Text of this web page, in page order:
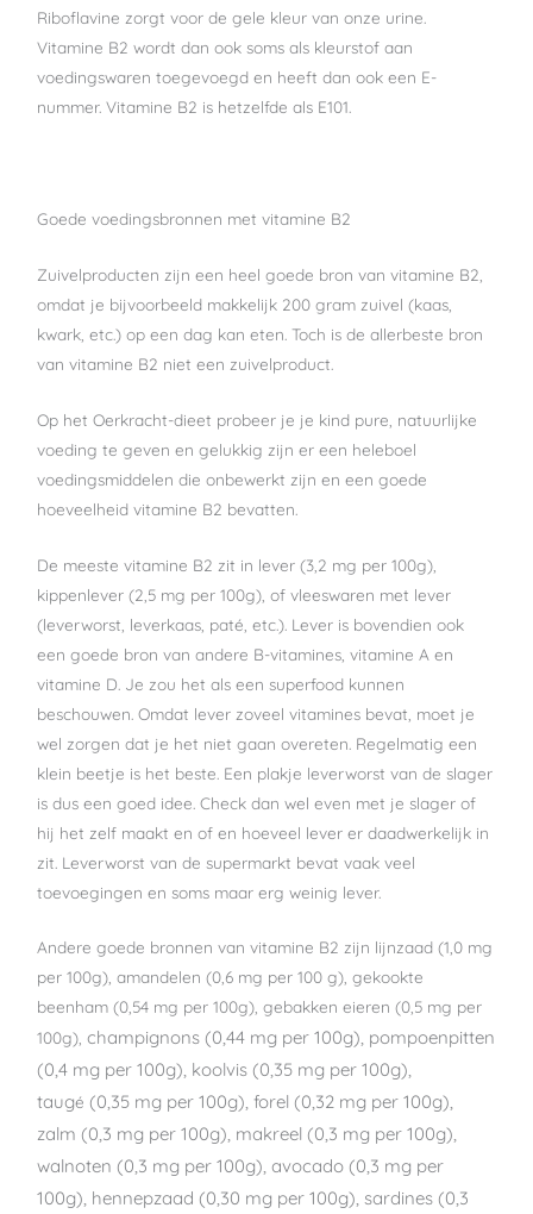
Riboflavine zorgt voor de gele kleur van onze urine.
Vitamine B2 wordt dan ook soms als kleurstof aan
voedingswaren toegevoegd en heeft dan ook een E-
nummer. Vitamine B2 is hetzelfde als E101.
Goede voedingsbronnen met vitamine B2
Zuivelproducten zijn een heel goede bron van vitamine B2,
omdat je bijvoorbeeld makkelijk 200 gram zuivel (kaas,
kwark, etc.) op een dag kan eten. Toch is de allerbeste bron
van vitamine B2 niet een zuivelproduct.
Op het Oerkracht-dieet probeer je je kind pure, natuurlijke
voeding te geven en gelukkig zijn er een heleboel
voedingsmiddelen die onbewerkt zijn en een goede
hoeveelheid vitamine B2 bevatten.
De meeste vitamine B2 zit in lever (3,2 mg per 100g),
kippenlever (2,5 mg per 100g), of vleeswaren met lever
(leverworst, leverkaas, paté, etc.). Lever is bovendien ook
een goede bron van andere B-vitamines, vitamine A en
vitamine D. Je zou het als een superfood kunnen
beschouwen. Omdat lever zoveel vitamines bevat, moet je
wel zorgen dat je het niet gaan overeten. Regelmatig een
klein beetje is het beste. Een plakje leverworst van de slager
is dus een goed idee. Check dan wel even met je slager of
hij het zelf maakt en of en hoeveel lever er daadwerkelijk in
zit. Leverworst van de supermarkt bevat vaak veel
toevoegingen en soms maar erg weinig lever.
Andere goede bronnen van vitamine B2 zijn lijnzaad (1,0 mg
per 100g), amandelen (0,6 mg per 100 g), gekookte
beenham (0,54 mg per 100g), gebakken eieren (0,5 mg per
100g),champignons (0,44 mg per 100g), pompoenpitten
(0,4 mg per 100g), koolvis (0,35 mg per 100g),
taugé (0,35 mg per 100g), forel (0,32 mg per 100g),
zalm (0,3 mg per 100g), makreel (0,3 mg per 100g),
walnoten (0,3 mg per 100g), avocado (0,3 mg per
100g), hennepzaad (0,30 mg per 100g), sardines (0,3